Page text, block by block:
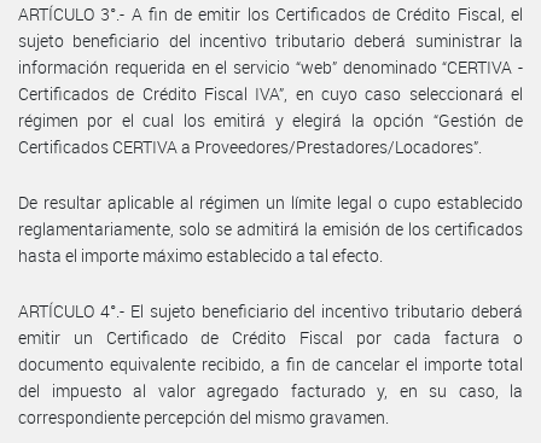
ARTÍCULO 3°.- A fin de emitir los Certificados de Crédito Fiscal, el
sujeto beneficiario del incentivo tributario deberá suministrar la
información requerida en el servicio “web” denominado “CERTIVA -
Certificados de Crédito Fiscal IVA”, en cuyo caso seleccionará el
régimen por el cual los emitirá y elegirá la opción “Gestión de
Certificados CERTIVA a Proveedores/Prestadores/Locadores”.
De resultar aplicable al régimen un límite legal o cupo establecido
reglamentariamente, solo se admitirá la emisión de los certificados
hasta el importe máximo establecido a tal efecto.
ARTÍCULO 4°.- El sujeto beneficiario del incentivo tributario deberá
emitir un Certificado de Crédito Fiscal por cada factura o
documento equivalente recibido, a fin de cancelar el importe total
del impuesto al valor agregado facturado y, en su caso, la
correspondiente percepción del mismo gravamen.